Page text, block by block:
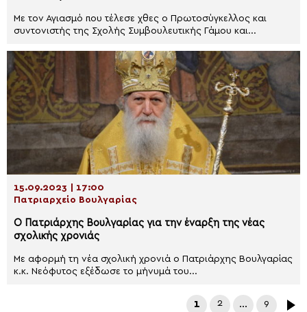
Με τον Αγιασμό που τέλεσε χθες ο Πρωτοσύγκελλος και
συντονιστής της Σχολής Συμβουλευτικής Γάμου και...
15.09.2023 | 17:00
Πατριαρχείο Βουλγαρίας
Ο Πατριάρχης Βουλγαρίας για την έναρξη της νέας
σχολικής χρονιάς
Με αφορμή τη νέα σχολική χρονιά ο Πατριάρχης Βουλγαρίας
κ.κ. Νεόφυτος εξέδωσε το μήνυμά του...
1 2 … 9